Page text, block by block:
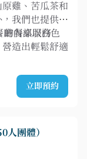
雞、苦瓜茶和
我們也提供約
內部以白色
造出輕鬆舒適
3點，是您早
適的餐桌區域，
的餐桌服務
立即預約
人團體）